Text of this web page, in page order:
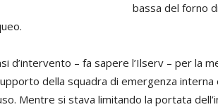
bassa del forno
d’intervento – fa sapere l’Ilserv – per la
della squadra di emergenza interna
Mentre si stava limitando la portata